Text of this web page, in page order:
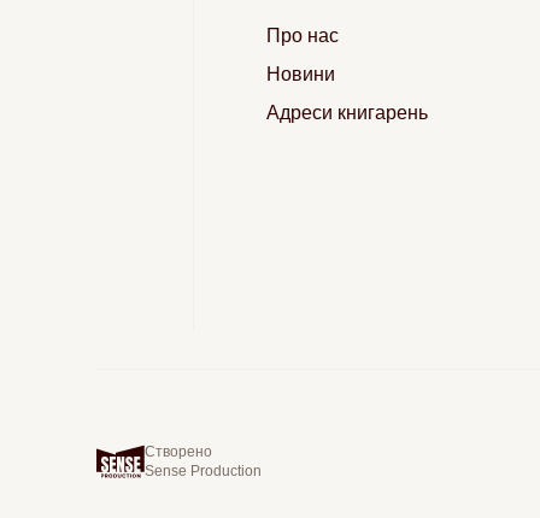
Про нас
Новини
Адреси книгарень
Створено
Sense Production